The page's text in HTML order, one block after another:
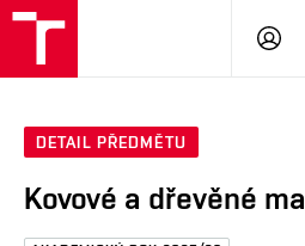
Brno
DETAIL PŘEDMĚTU
Kovové a dřevěné